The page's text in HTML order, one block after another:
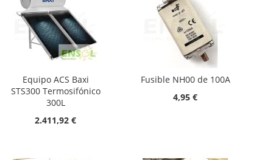
Equipo ACS Baxi
STS300 Termosifónico
300L
2.411,92 €
Fusible NH00 de 100A
4,95 €